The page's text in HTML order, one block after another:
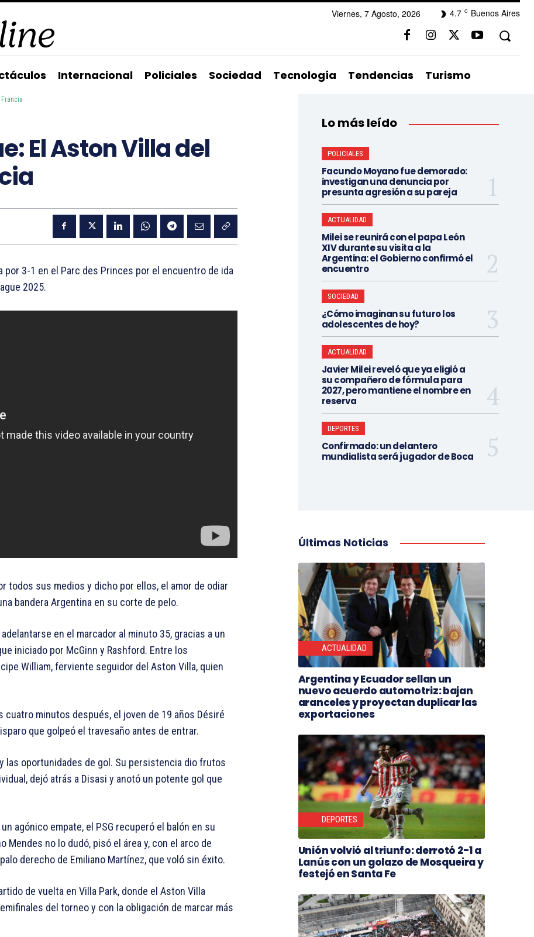
4.7 C Buenos Aires
Viernes, 7 Agosto, 2026
Internacional Policiales Sociedad Tecnología Tendencias Turismo
El Aston Villa del
por 3-1 en el Parc des Princes por el encuentro de ida
2025.
todos sus medios y dicho por ellos, el amor de odiar
bandera Argentina en su corte de pelo.
en el marcador al minuto 35, gracias a un
iniciado por McGinn y Rashford. Entre los
William, ferviente seguidor del Aston Villa, quien
cuatro minutos después, el joven de 19 años Désiré
que golpeó el travesaño antes de entrar.
las oportunidades de gol. Su persistencia dio frutos
dejó atrás a Disasi y anotó un potente gol que
agónico empate, el PSG recuperó el balón en su
no lo dudó, pisó el área y, con el arco de
derecho de Emiliano Martínez, que voló sin éxito.
de vuelta en Villa Park, donde el Aston Villa
del torneo y con la obligación de marcar más
Lo más leído
POLICIALES
Facundo Moyano fue demorado:
investigan una denuncia por
presunta agresión a su pareja
ACTUALIDAD
Milei se reunirá con el papa León
XIV durante su visita a la
Argentina: el Gobierno confirmó el
encuentro
SOCIEDAD
¿Cómo imaginan su futuro los
adolescentes de hoy?
ACTUALIDAD
Javier Milei reveló que ya eligió a
su compañero de fórmula para
2027, pero mantiene el nombre en
reserva
DEPORTES
Confirmado: un delantero
mundialista será jugador de Boca
Últimas Noticias
ACTUALIDAD
Argentina y Ecuador sellan un
nuevo acuerdo automotriz: bajan
aranceles y proyectan duplicar las
exportaciones
DEPORTES
Unión volvió al triunfo: derrotó 2-1 a
Lanús con un golazo de Mosqueira y
festejó en Santa Fe